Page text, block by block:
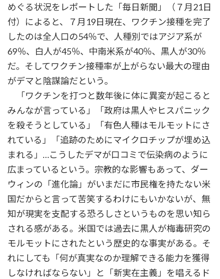
めぐる状況をレポートした「毎日新聞」（７月21日
付）によると、７月19日現在、ワクチン接種を完了
したのは全人口の54％で、人種別ではアジア系が
69％、白人が45％、中南米系が40％、黒人が30％
だ。そしてワクチン接種率が上がらない最大の理由
がデマと陰謀論だという。
「ワクチンを打つと数年後に体に異変が起こると
みんなが言っている」「政府は黒人やヒスパニック
を殺そうとしている」「有色人種はモルモットにさ
れている」「追跡のためにマイクロチップが埋め込
まれる」…こうしたデマが口コミで伝染病のように
広まっているという。宗教的な影響もあって、ダー
ウィンの「進化論」がいまだに市民権を持たない米
国だからと言って苦笑するわけにもいかないが、無
知が現実を支配する恐ろしさというものを思い知ら
される感がある。米国では過去に黒人が梅毒研究の
モルモットにされたという歴史的な事実がある。そ
れにしても「何が真実なのか理解できる能力を獲得
しなければならない」と「新実在主義」を唱えるド